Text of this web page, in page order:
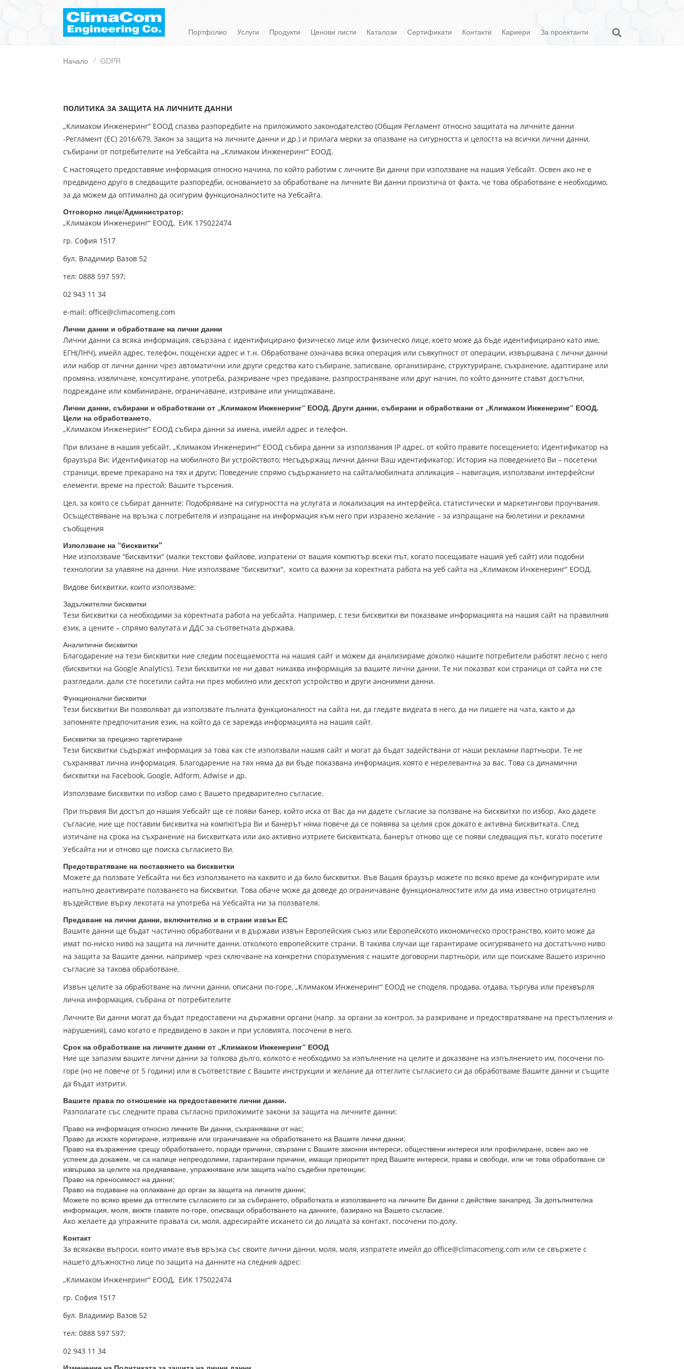
Портфолио Услуги Продукти Ценови листи Каталози Сертификати Контакти Кариери За проектанти
Начало GDPR
ПОЛИТИКА ЗА ЗАЩИТА НА ЛИЧНИТЕ ДАННИ
„Климаком Инженеринг“ ЕООД спазва разпоредбите на приложимото законодателство (Общия Регламент относно защитата на личните данни
-Регламент (ЕС) 2016/679, Закон за защита на личните данни и др.) и прилага мерки за опазване на сигурността и целостта на всички лични данни,
събирани от потребителите на Уебсайта на „Климаком Инженеринг“ ЕООД.
С настоящето предоставяме информация относно начина, по който работим с личните Ви данни при използване на нашия Уебсайт. Освен ако не е
предвидено друго в следващите разпоредби, основанието за обработване на личните Ви данни произтича от факта, че това обработване е необходимо,
за да можем да оптимално да осигурим функционалностите на Уебсайта.
Отговорно лице/Администратор:
„Климаком Инженеринг“ ЕООД, ЕИК 175022474
гр. София 1517
бул. Владимир Вазов 52
тел: 0888 597 597;
02 943 11 34
e-mail: office@climacomeng.com
Лични данни и обработване на лични данни
Лични данни са всяка информация, свързана с идентифицирано физическо лице или физическо лице, което може да бъде идентифицирано като име,
ЕГН(ЛНЧ), имейл адрес, телефон, пощенски адрес и т.н. Обработване означава всяка операция или съвкупност от операции, извършвана с лични данни
или набор от лични данни чрез автоматични или други средства като събиране, записване, организиране, структуриране, съхранение, адаптиране или
промяна, извличане, консултиране, употреба, разкриване чрез предаване, разпространяване или друг начин, по който данните стават достъпни,
подреждане или комбиниране, ограничаване, изтриване или унищожаване.
Лични данни, събирани и обработвани от „Климаком Инженеринг“ ЕООД. Други данни, събирани и обработвани от „Климаком Инженеринг“ ЕООД.
Цели на обработването.
„Климаком Инженеринг“ ЕООД събира данни за имена, имейл адрес и телефон.
При влизане в нашия уебсайт, „Климаком Инженеринг“ ЕООД събира данни за използвания IP адрес, от който правите посещението; Идентификатор на
браузъра Ви; Идентификатор на мобилното Ви устройството; Несъдържащ лични данни Ваш идентификатор; История на поведението Ви – посетени
страници, време прекарано на тях и други; Поведение спрямо съдържанието на сайта/мобилната апликация – навигация, използвани интерфейсни
елементи, време на престой; Вашите търсения.
Цел, за която се събират данните: Подобряване на сигурността на услугата и локализация на интерфейса, статистически и маркетингови проучвания.
Осъществяване на връзка с потребителя и изпращане на информация към него при изразено желание – за изпращане на бюлетини и рекламни
съобщения
Използване на “бисквитки"
Ние използваме “бисквитки" (малки текстови файлове, изпратени от вашия компютър всеки път, когато посещавате нашия уеб сайт) или подобни
технологии за улавяне на данни. Ние използваме “бисквитки", които са важни за коректната работа на уеб сайта на „Климаком Инженеринг“ ЕООД.
Видове бисквитки, които използваме:
Задължителни бисквитки
Тези бисквитки са необходими за коректната работа на уебсайта. Например, с тези бисквитки ви показваме информацията на нашия сайт на правилния
език, а цените – спрямо валутата и ДДС за съответната държава.
Аналитични бисквитки
Благодарение на тези бисквитки ние следим посещаемостта на нашия сайт и можем да анализираме доколко нашите потребители работят лесно с него
(бисквитки на Google Analytics). Тези бисквитки не ни дават никаква информация за вашите лични данни. Те ни показват кои страници от сайта ни сте
разгледали, дали сте посетили сайта ни през мобилно или десктоп устройство и други анонимни данни.
Функционални бисквитки
Тези бисквитки Ви позволяват да използвате пълната функционалност на сайта ни, да гледате видеата в него, да ни пишете на чата, както и да
запомняте предпочитания език, на който да се зарежда информацията на нашия сайт.
Бисквитки за прецизно таргетиране
Тези бисквитки съдържат информация за това как сте използвали нашия сайт и могат да бъдат задействани от наши рекламни партньори. Те не
съхраняват лична информация. Благодарение на тях няма да ви бъде показвана информация, която е нерелевантна за вас. Това са динамични
бисквитки на Facebook, Google, Adform, Adwise и др.
Използваме бисквитки по избор само с Вашето предварително съгласие.
При първия Ви достъп до нашия Уебсайт ще се появи банер, който иска от Вас да ни дадете съгласие за ползване на бисквитки по избор. Ако дадете
съгласие, ние ще поставим бисквитка на компютъра Ви и банерът няма повече да се появява за целия срок докато е активна бисквитката. След
изтичане на срока на съхранение на бисквитката или ако активно изтриете бисквитката, банерът отново ще се появи следващия път, когато посетите
Уебсайта ни и отново ще поиска съгласието Ви.
Предотвратяване на поставянето на бисквитки
Можете да ползвате Уебсайта ни без използването на каквито и да било бисквитки. Във Вашия браузър можете по всяко време да конфигурирате или
напълно деактивирате ползването на бисквитки. Това обаче може да доведе до ограничаване функционалностите или да има известно отрицателно
въздействие върху лекотата на употреба на Уебсайта ни за ползвателя.
Предаване на лични данни, включително и в страни извън ЕС
Вашите данни ще бъдат частично обработвани и в държави извън Европейския съюз или Европейското икономическо пространство, които може да
имат по-ниско ниво на защита на личните данни, отколкото европейските страни. В такива случаи ще гарантираме осигуряването на достатъчно ниво
на защита за Вашите данни, например чрез сключване на конкретни споразумения с нашите договорни партньори, или ще поискаме Вашето изрично
съгласие за такова обработване.
Извън целите за обработване на лични данни, описани по-горе, „Климаком Инженеринг“ ЕООД не споделя, продава, отдава, търгува или прехвърля
лична информация, събрана от потребителите
Личните Ви данни могат да бъдат предоставени на държавни органи (напр. за органи за контрол, за разкриване и предоствратяване на престъпления и
нарушения), само когато е предвидено в закон и при условията, посочени в него.
Срок на обработване на личните данни от „Климаком Инженеринг“ ЕООД
Ние ще запазим вашите лични данни за толкова дълго, колкото е необходимо за изпълнение на целите и доказване на изпълнението им, посочени по-
горе (но не повече от 5 години) или в съответствие с Вашите инструкции и желание да оттеглите съгласието си да обработваме Вашите данни и същите
да бъдат изтрити.
Вашите права по отношение на предоставените лични данни.
Разполагате със следните права съгласно приложимите закони за защита на личните данни:
Право на информация относно личните Ви данни, съхранявани от нас;
Право да искате коригиране, изтриване или ограничаване на обработването на Вашите лични данни;
Право на възражение срещу обработването, поради причини, свързани с Вашите законни интереси, обществени интереси или профилиране, освен ако не
успеем да докажем, че са налице непреодолими, гарантирани причини, имащи приоритет пред Вашите интереси, права и свободи, или че това обработване се
извършва за целите на предявяване, упражняване или защита на/по съдебни претенции;
Право на преносимост на данни;
Право на подаване на оплакване до орган за защита на личните данни;
Можете по всяко време да оттеглите съгласието си за събирането, обработката и използването на личните Ви данни с действие занапред. За допълнителна
информация, моля, вижте главите по-горе, описващи обработването на данните, базирано на Вашето съгласие.
Ако желаете да упражните правата си, моля, адресирайте искането си до лицата за контакт, посочени по-долу.
Контакт
За всякакви въпроси, които имате във връзка със своите лични данни, моля, моля, изпратете имейл до office@climacomeng.com или се свържете с
нашето длъжностно лице по защита на данните на следния адрес:
„Климаком Инженеринг“ ЕООД, ЕИК 175022474
гр. София 1517
бул. Владимир Вазов 52
тел: 0888 597 597;
02 943 11 34